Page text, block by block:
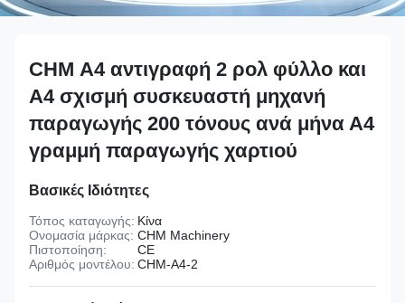
CHM Α4 αντιγραφή 2 ρολ φύλλο και
Α4 σχισμή συσκευαστή μηχανή
παραγωγής 200 τόνους ανά μήνα Α4
γραμμή παραγωγής χαρτιού
Βασικές Ιδιότητες
Τόπος καταγωγής: Κίνα
Ονομασία μάρκας: CHM Machinery
Πιστοποίηση:
CE
Αριθμός μοντέλου: CHM-A4-2